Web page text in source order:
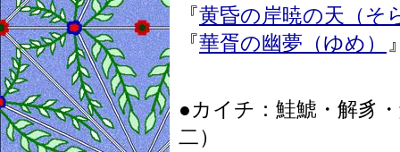
『黄昏の岸暁の天（そ
『華胥の幽夢（ゆめ）
●カイチ：鮭鯱・解豸
二）